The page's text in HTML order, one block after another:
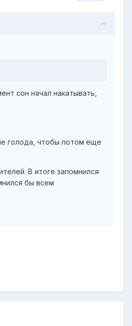
сон начал накатывать,
голода, чтобы потом еще
В итоге запомнился
бы всем